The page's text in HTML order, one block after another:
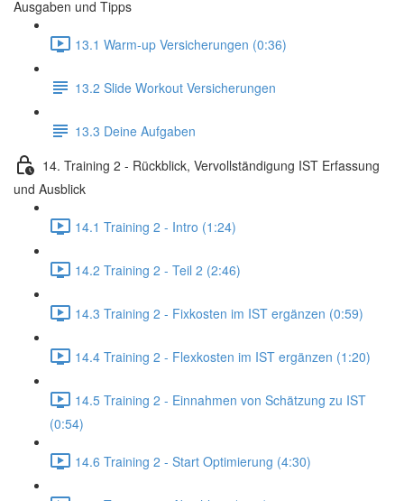
Ausgaben und Tipps
13.1 Warm-up Versicherungen (0:36)
13.2 Slide Workout Versicherungen
13.3 Deine Aufgaben
14. Training 2 - Rückblick, Vervollständigung IST Erfassung
und Ausblick
14.1 Training 2 - Intro (1:24)
14.2 Training 2 - Teil 2 (2:46)
14.3 Training 2 - Fixkosten im IST ergänzen (0:59)
14.4 Training 2 - Flexkosten im IST ergänzen (1:20)
14.5 Training 2 - Einnahmen von Schätzung zu IST
(0:54)
14.6 Training 2 - Start Optimierung (4:30)